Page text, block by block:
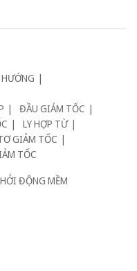
ĐẦU GIẢM TỐC
LY HỢP TỪ
GIẢM TỐC
TỐC
ĐỘNG MỀM